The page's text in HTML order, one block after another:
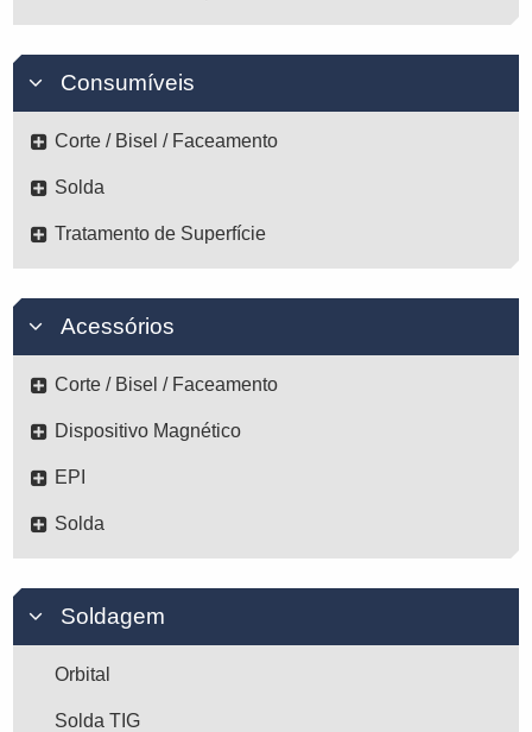
Consumíveis
Corte / Bisel / Faceamento
Solda
Tratamento de Superfície
Acessórios
Corte / Bisel / Faceamento
Dispositivo Magnético
EPI
Solda
Soldagem
Orbital
Solda TIG